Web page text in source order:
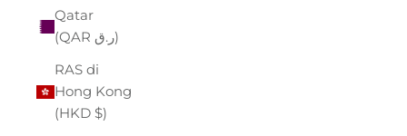
Qatar
(QAR ر.ق)
RAS di
Hong Kong
(HKD $)